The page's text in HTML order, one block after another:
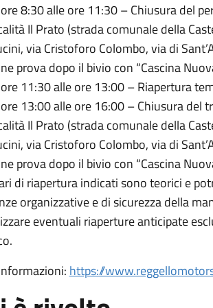
8:30 alle ore 11:30 – Chiusura del
Il Prato (strada comunale della
via Cristoforo Colombo, via di
prova dopo il bivio con “Cascina
11:30 alle ore 13:00 – Riapertura
13:00 alle ore 16:00 – Chiusura del
Il Prato (strada comunale della
via Cristoforo Colombo, via di
prova dopo il bivio con “Cascina
di riapertura indicati sono teorici e
organizzative e di sicurezza della
eventuali riaperture anticipate
https://